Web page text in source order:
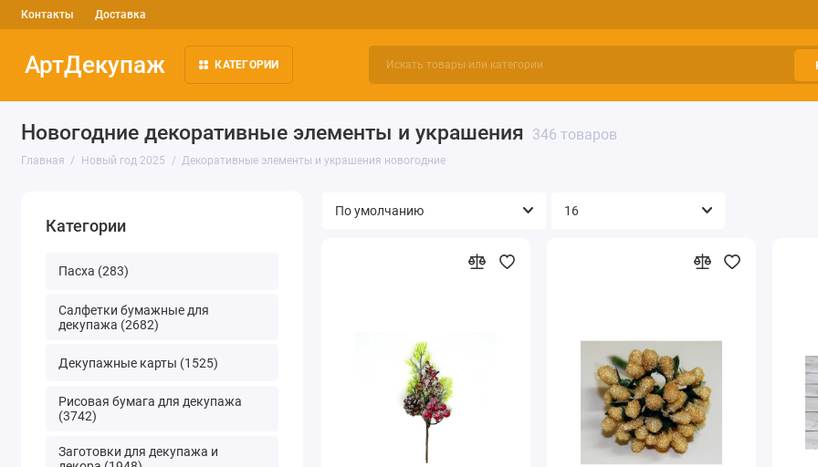
Контакты Доставка
АртДекупаж КАТЕГОРИИ
Новогодние декоративные элементы и украшения 346 товаров
Главная Новый год 2025 Декоративные элементы и украшения новогодние
Категории
Пасха (283)
Салфетки бумажные для
декупажа (2682)
Декупажные карты (1525)
Рисовая бумага для декупажа
(3742)
Заготовки для декупажа и